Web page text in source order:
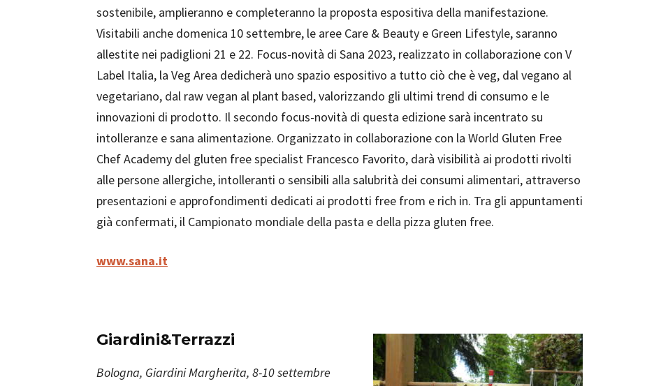
sostenibile, amplieranno e completeranno la proposta espositiva della manifestazione.
Visitabili anche domenica 10 settembre, le aree Care & Beauty e Green Lifestyle, saranno
allestite nei padiglioni 21 e 22. Focus-novità di Sana 2023, realizzato in collaborazione con V
Label Italia, la Veg Area dedicherà uno spazio espositivo a tutto ciò che è veg, dal vegano al
vegetariano, dal raw vegan al plant based, valorizzando gli ultimi trend di consumo e le
innovazioni di prodotto. Il secondo focus-novità di questa edizione sarà incentrato su
intolleranze e sana alimentazione. Organizzato in collaborazione con la World Gluten Free
Chef Academy del gluten free specialist Francesco Favorito, darà visibilità ai prodotti rivolti
alle persone allergiche, intolleranti o sensibili alla salubrità dei consumi alimentari, attraverso
presentazioni e approfondimenti dedicati ai prodotti free from e rich in. Tra gli appuntamenti
già confermati, il Campionato mondiale della pasta e della pizza gluten free.
www.sana.it
Giardini&Terrazzi
Bologna, Giardini Margherita, 8-10 settembre